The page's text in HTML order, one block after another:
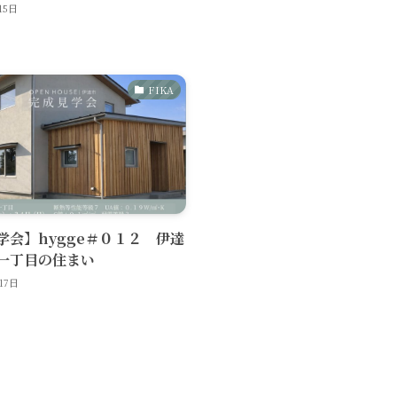
日
FIKA
会】hygge＃０１２ 伊達
丁目の住まい
日